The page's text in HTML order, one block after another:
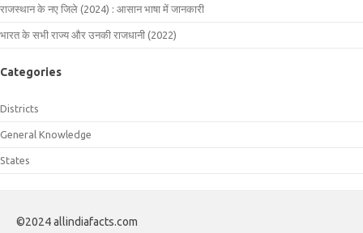
राजस्थान के नए जिले (2024) : आसान भाषा में जानकारी
भारत के सभी राज्य और उनकी राजधानी (2022)
Categories
Districts
General Knowledge
States
©2024 allindiafacts.com